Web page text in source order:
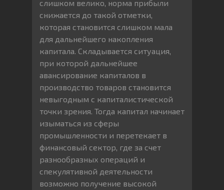
слишком велико, норма прибыли
снижается до такой отметки,
которая становится слишком мала
для дальнейшего накопления
капитала. Складывается ситуация,
при которой дальнейшее
авансирование капиталов в
производство товаров становится
невыгодным с капиталистической
точки зрения. Тогда капитал начинает
изыматься из сферы
промышленности и перетекает в
финансовый сектор, где за счет
разнообразных операций и
спекулятивной деятельности
возможно получение высокой